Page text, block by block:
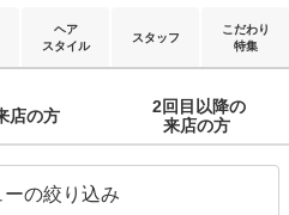
ヘア
スタイル
スタッフ
こだわり
特集
店の方
2回目以降の
来店の方
ーの絞り込み